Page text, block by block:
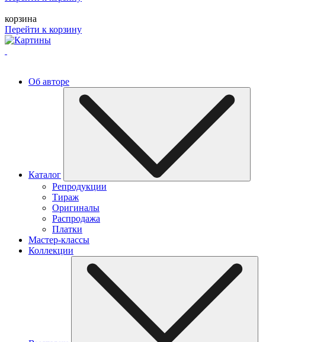
корзина
Перейти к корзину
Об авторе
Каталог
Репродукции
Тираж
Оригиналы
Распродажа
Платки
Мастер-классы
Коллекции